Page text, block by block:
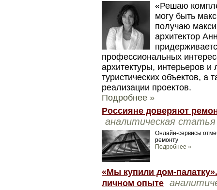
«Решаю
могу быть
получаю
архитектор
профессиональных
архитектуры, интерьеров
туристических объектов, а
реализации проектов.
Подробнее »
Россияне доверяют
аналитическая статья
Онлайн-сервисы
ремонту
Подробнее »
«Мы купили дом-
личном опыте